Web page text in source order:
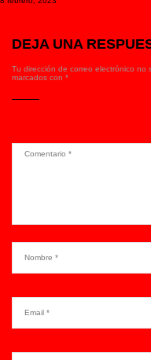
DEJA UNA
Tu dirección de correo electrónico no
marcados con *